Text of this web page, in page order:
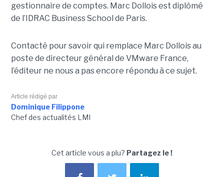
gestionnaire de comptes. Marc Dollois est diplômé
de l’IDRAC Business School de Paris.
Contacté pour savoir qui remplace Marc Dollois au
poste de directeur général de VMware France,
l’éditeur ne nous a pas encore répondu à ce sujet.
Article rédigé par
Dominique Filippone
Chef des actualités LMI
Cet article vous a plu? Partagez le !